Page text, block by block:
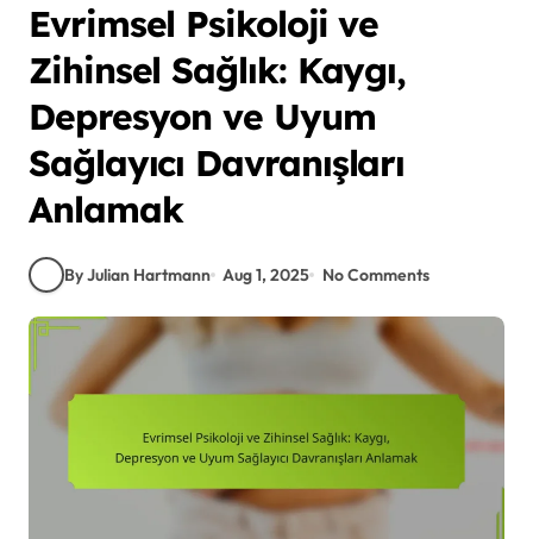
Evrimsel Psikoloji ve
Zihinsel Sağlık: Kaygı,
Depresyon ve Uyum
Sağlayıcı Davranışları
Anlamak
By Julian Hartmann Aug 1, 2025 No Comments